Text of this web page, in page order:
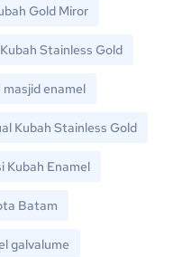
Gold Miror
Stainless Gold
enamel
Kubah Stainless Gold
Kubah Enamel
Batam
galvalume